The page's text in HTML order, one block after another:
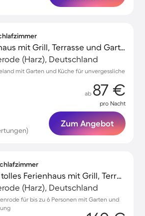
Gemütliches Ferienhaus mit Grill, Terrasse und Garten
(Harz), Deutschland
mit Garten und Küche für unvergessliche
ab 87 €
pro Nacht
Zum Angebot
Familienorientiertes tolles Ferienhaus mit Grill, Terrasse und Garten
(Harz), Deutschland
für bis zu 6 Personen mit Garten und